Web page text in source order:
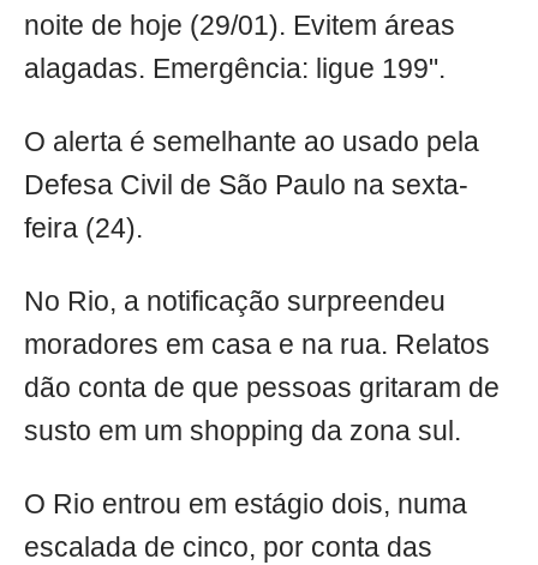
noite de hoje (29/01). Evitem áreas
alagadas. Emergência: ligue 199".
O alerta é semelhante ao usado pela
Defesa Civil de São Paulo na sexta-
feira (24).
No Rio, a notificação surpreendeu
moradores em casa e na rua. Relatos
dão conta de que pessoas gritaram de
susto em um shopping da zona sul.
O Rio entrou em estágio dois, numa
escalada de cinco, por conta das